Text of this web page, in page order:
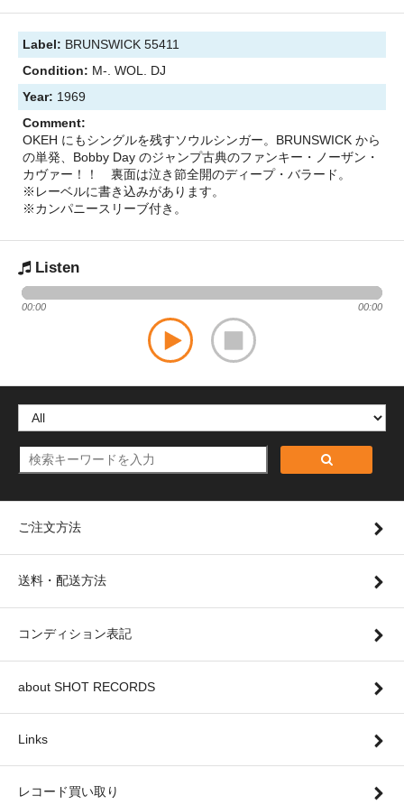
Label: BRUNSWICK 55411
Condition: M-. WOL. DJ
Year: 1969
Comment:
OKEH にもシングルを残すソウルシンガー。BRUNSWICK から
の単発、Bobby Day のジャンプ古典のファンキー・ノーザン・
カヴァー！！ 裏面は泣き節全開のディープ・バラード。
※レーベルに書き込みがあります。
※カンパニースリーブ付き。
Listen
00:00 00:00
ご注文方法
送料・配送方法
コンディション表記
about SHOT RECORDS
Links
レコード買い取り